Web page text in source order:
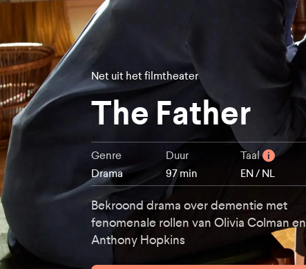
Net uit het filmtheater
The Father
Genre
Drama
Duur
97 min
Taal i
EN / NL
Bekroond drama over dementie met
fenomenale rollen van Olivia Colman en
Anthony Hopkins